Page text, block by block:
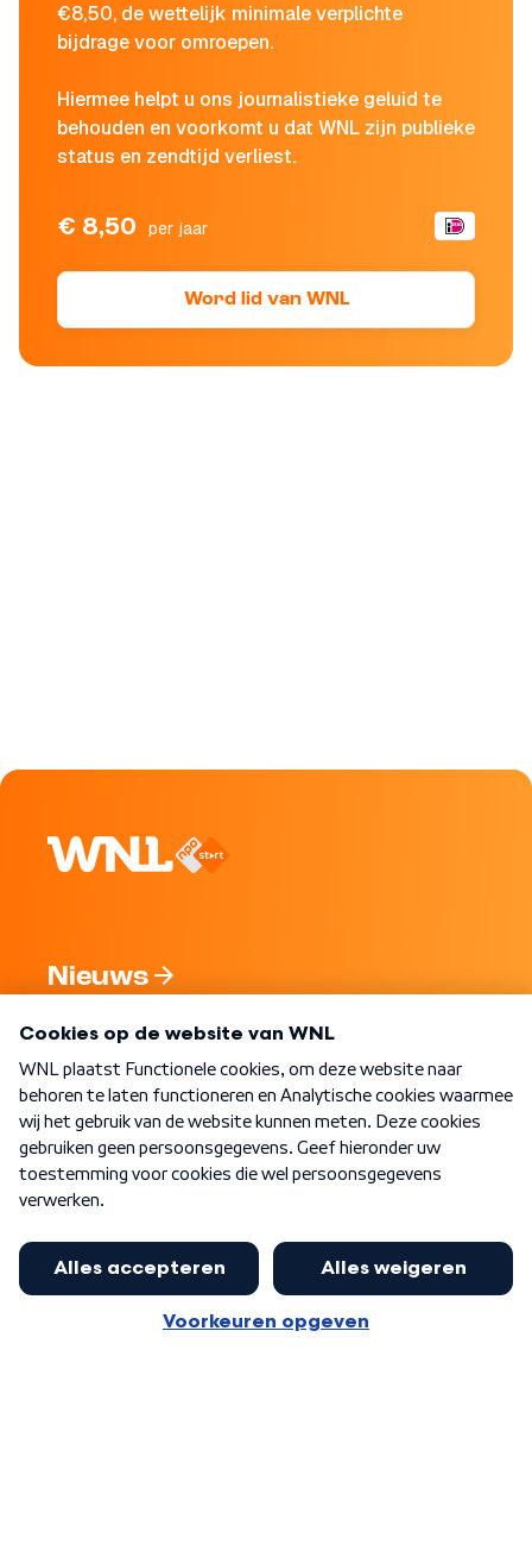
€8,50, de wettelijk minimale verplichte
bijdrage voor omroepen.
Hiermee helpt u ons journalistieke geluid te
behouden en voorkomt u dat WNL zijn publieke
status en zendtijd verliest.
€ 8,50 per jaar
Word lid van WNL
Nieuws
Nieuwsbrief
Word Lid